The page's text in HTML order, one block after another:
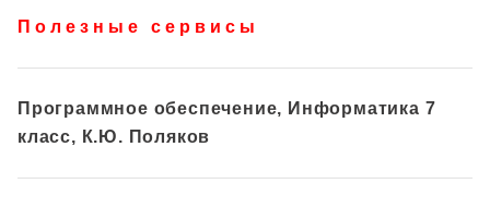
Полезные сервисы
Программное обеспечение, Информатика 7
класс, К.Ю. Поляков